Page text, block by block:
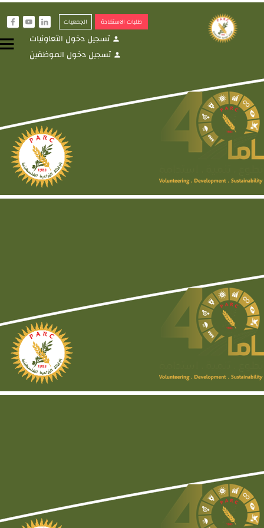
طلبات الاستفادة الجمعيات i
y
f
person تسجيل دخول التعاونيات
person تسجيل دخول الموظفين